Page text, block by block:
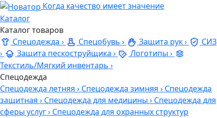
Когда качество имеет значение
Каталог
Каталог товаров
Спецодежда › Спецобувь › Защита рук›
СИЗ
›
Защита пескоструйщика › Логотипы ›
Текстиль/Мягкий инвентарь ›
Спецодежда
Спецодежда летняя › Спецодежда зимняя › Спецодежда
защитная › Спецодежда для медицины › Спецодежда для
сферы услуг› Спецодежда для охранных структур